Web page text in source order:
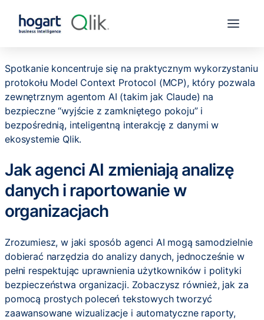
Spotkanie koncentruje się na praktycznym wykorzystaniu
protokołu Model Context Protocol (MCP), który pozwala
zewnętrznym agentom AI (takim jak Claude) na
bezpieczne “wyjście z zamkniętego pokoju” i
bezpośrednią, inteligentną interakcję z danymi w
ekosystemie Qlik.
Jak agenci AI zmieniają analizę
danych i raportowanie w
organizacjach
Zrozumiesz, w jaki sposób agenci AI mogą samodzielnie
dobierać narzędzia do analizy danych, jednocześnie w
pełni respektując uprawnienia użytkowników i polityki
bezpieczeństwa organizacji. Zobaczysz również, jak za
pomocą prostych poleceń tekstowych tworzyć
zaawansowane wizualizacje i automatyczne raporty,